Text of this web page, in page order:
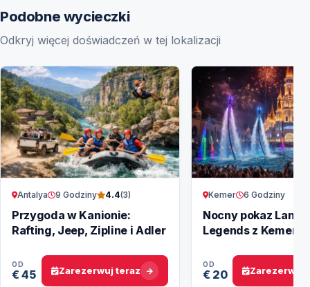
Podobne wycieczki
Odkryj więcej doświadczeń w tej lokalizacji
Antalya 9 Godziny 4.4(3)
Przygoda w Kanionie:
Rafting, Jeep, Zipline i Adler
OD
€ 45 Zarezerwuj teraz
Kemer 6 Godziny
Nocny pokaz Land
Legends z Kemer –
OD
€ 20 Zarezerwuj